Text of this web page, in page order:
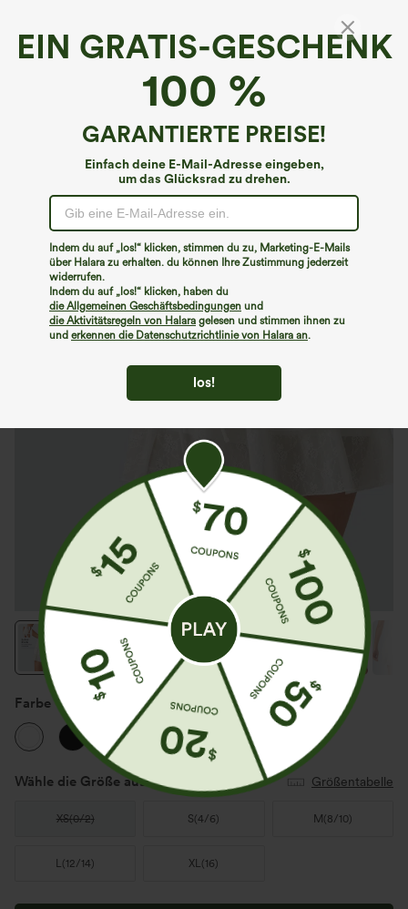
EIN GRATIS-GESCHENK
100 %
GARANTIERTE PREISE!
Einfach deine E-Mail-Adresse eingeben,
um das Glücksrad zu drehen.
Indem du auf „los!“ klicken, stimmen du zu, Marketing-E-Mails
über Halara zu erhalten. du können Ihre Zustimmung jederzeit
widerrufen.
Indem du auf „los!“ klicken, haben du
die Allgemeinen Geschäftsbedingungen und
die Aktivitätsregeln von Halara gelesen und stimmen ihnen zu
und erkennen die Datenschutzrichtlinie von Halara an.
los!
Lässiger, hoch geschnittener 2-in-1-Stufen-
Spitzenrock mit Kordelzug
Farbe Weiß
Wähle die Größe aus(US) Größentabelle
XS(0/2) S(4/6) M (8/10)
L(12/14) XL(16)